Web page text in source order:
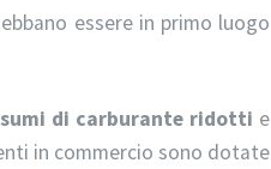
essere in primo luogo
di carburante ridotti e
in commercio sono dotate